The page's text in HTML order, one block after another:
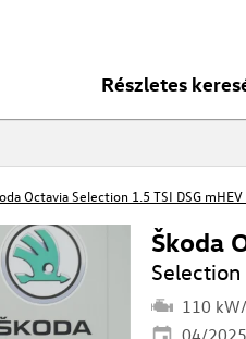
Részletes
Octavia Selection 1.5 TSI DSG mHEV
Škoda
Selection
110
04/2025